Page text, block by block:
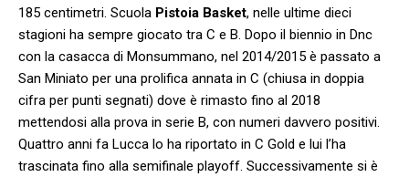
185 centimetri. Scuola Pistoia Basket, nelle ultime dieci
stagioni ha sempre giocato tra C e B. Dopo il biennio in Dnc
con la casacca di Monsummano, nel 2014/2015 è passato a
San Miniato per una prolifica annata in C (chiusa in doppia
cifra per punti segnati) dove è rimasto fino al 2018
mettendosi alla prova in serie B, con numeri davvero positivi.
Quattro anni fa Lucca lo ha riportato in C Gold e lui l’ha
trascinata fino alla semifinale playoff. Successivamente si è